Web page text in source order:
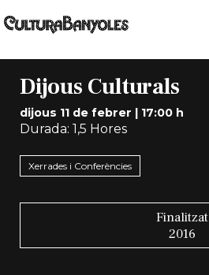
Dijous Culturals
dijous 11 de febrer | 17:00 h
Durada: 1,5 Hores
Xerrades i Conferències
Finalitzat
2016